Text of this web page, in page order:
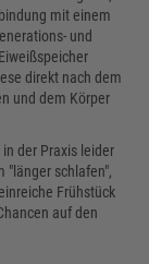
mit einem
und
direkt nach dem
und dem Körper
der Praxis leider
"länger schlafen",
Frühstück
auf den